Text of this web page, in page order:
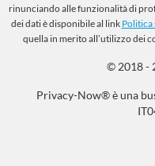
rinunciando alle funzionalità di
dei dati è disponibile al link Politica
quella in merito all’utilizzo dei
© 2018 -
Privacy-Now® è una